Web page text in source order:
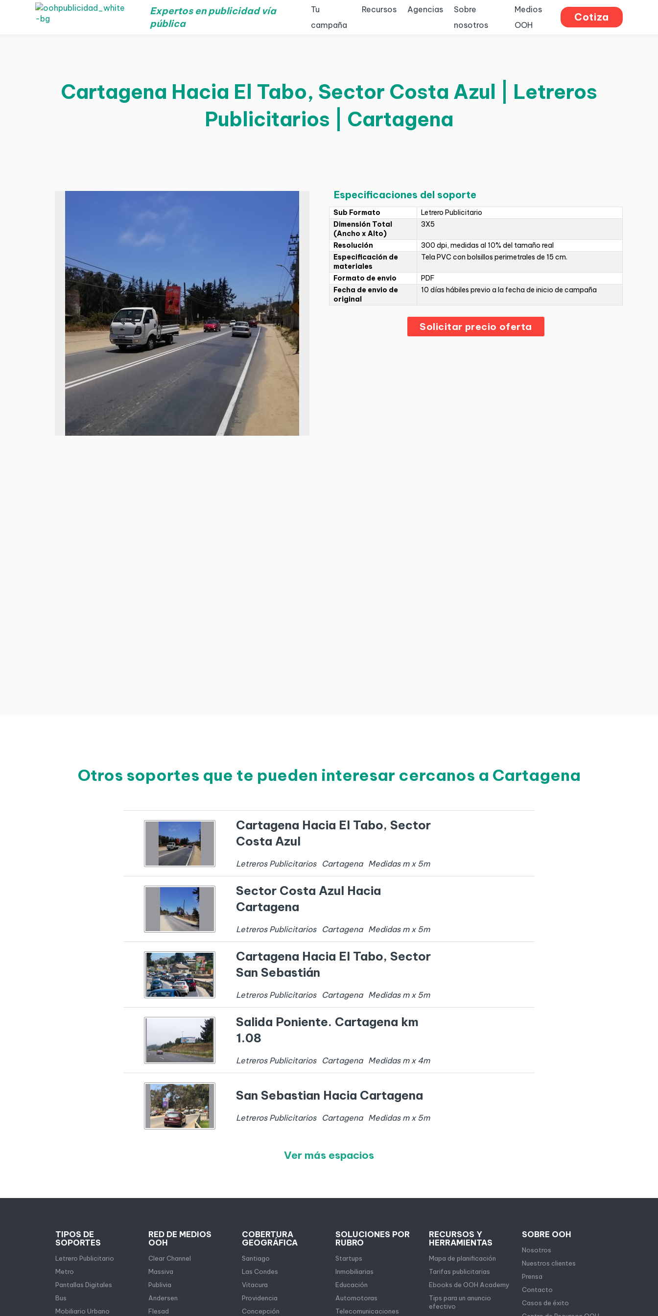
Expertos en publicidad vía
pública
Tu
campaña
Recursos Agencias
Sobre
nosotros
Medios
OOH
Cotiza
Cartagena Hacia El Tabo, Sector Costa Azul | Letreros
Publicitarios | Cartagena
Especificaciones del soporte
Sub Formato
Letrero Publicitario
Dimensión Total
(Ancho x Alto)
3X5
Resolución
300 dpi, medidas al 10% del tamaño real
Especificación de
materiales
Tela PVC con bolsillos perimetrales de 15 cm.
Formato de envio
PDF
Fecha de envio de
original
10 días hábiles previo a la fecha de inicio de campaña
Solicitar precio oferta
Otros soportes que te pueden interesar cercanos a Cartagena
Cartagena Hacia El Tabo, Sector
Costa Azul
Letreros Publicitarios Cartagena Medidas m x 5m
Sector Costa Azul Hacia
Cartagena
Letreros Publicitarios Cartagena Medidas m x 5m
Cartagena Hacia El Tabo, Sector
San Sebastián
Letreros Publicitarios Cartagena Medidas m x 5m
Salida Poniente. Cartagena km
1.08
Letreros Publicitarios Cartagena Medidas m x 4m
San Sebastian Hacia Cartagena
Letreros Publicitarios Cartagena Medidas m x 5m
Ver más espacios
TIPOS DE
SOPORTES
Letrero Publicitario
Metro
Pantallas Digitales
Bus
Mobiliario Urbano
RED DE MEDIOS
OOH
Clear Channel
Massiva
Publivia
Andersen
Flesad
COBERTURA
GEOGRÁFICA
Santiago
Las Condes
Vitacura
Providencia
Concepción
SOLUCIONES POR
RUBRO
Startups
Inmobiliarias
Educación
Automotoras
Telecomunicaciones
RECURSOS Y
HERRAMIENTAS
Mapa de planificación
Tarifas publicitarias
Ebooks de OOH Academy
Tips para un anuncio
efectivo
SOBRE OOH
Nosotros
Nuestros clientes
Prensa
Contacto
Casos de éxito